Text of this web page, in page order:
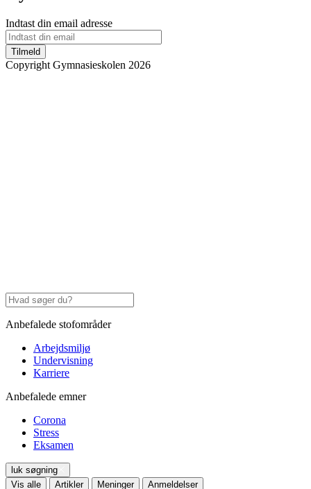
Indtast din email adresse
Tilmeld
Copyright Gymnasieskolen 2026
Anbefalede stofområder
Arbejdsmiljø
Undervisning
Karriere
Anbefalede emner
Corona
Stress
Eksamen
luk søgning
Vis alle
Artikler Meninger Anmeldelser